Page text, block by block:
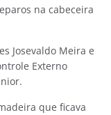
na cabeceira
Josevaldo Meira e
Externo
que ficava